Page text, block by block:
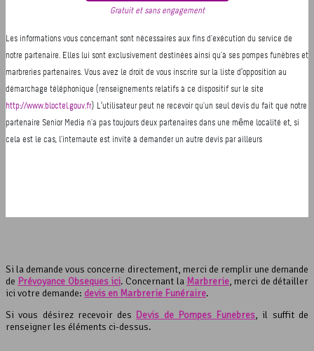
Si la demande vous concerne directement, merci de remplir une demande
de Prévoyance Obsèques ici. Concernant la Marbrerie, merci de détailler
ici votre demande: devis en Marbrerie Funéraire.
Si vous désirez recevoir des Devis de Pompes Funèbres, il suffit de
renseigner les éléments ci-dessus.